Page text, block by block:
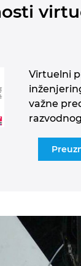
Virtuelni
važne